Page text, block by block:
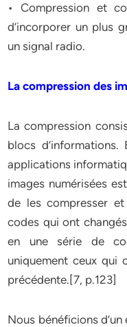
• Compression et
d’incorporer un plus
un signal radio.
La compression des
La compression
blocs
applications
images numérisées
de les compresser
codes qui ont
en une série de
uniquement ceux qui
précédente.[7, p.123]
Nous bénéficions